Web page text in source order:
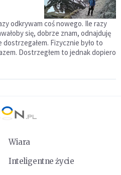
odkrywam coś nowego. Ile razy
się, dobrze znam, odnajduję
Fizycznie było to
Dostrzegłem to jednak dopiero
Wiara
Inteligentne życie